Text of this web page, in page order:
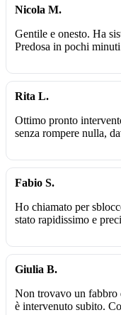
Nicola M.
Gentile e onesto. Ha
Predosa in pochi
Rita L.
Ottimo pronto
senza rompere nulla,
Fabio S.
Ho chiamato per
stato rapidissimo e
Giulia B.
Non trovavo un fabbro
è intervenuto subito.